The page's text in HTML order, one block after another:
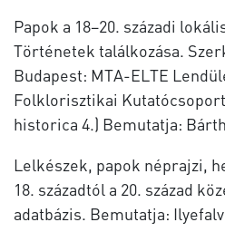
Papok a 18–20. századi
Történetek találkozása.
Budapest: MTA-ELTE
Folklorisztikai
historica 4.) Bemutatja:
Lelkészek, papok néprajzi,
18. századtól a 20. század
adatbázis. Bemutatja: